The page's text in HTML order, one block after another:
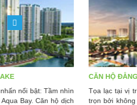
CĂN HỘ ĐẲNG CẤP GRAND PARK -
Tọa lạc tại vị trí chiến lược của phân
trọn bởi không gian xanh mát của sân